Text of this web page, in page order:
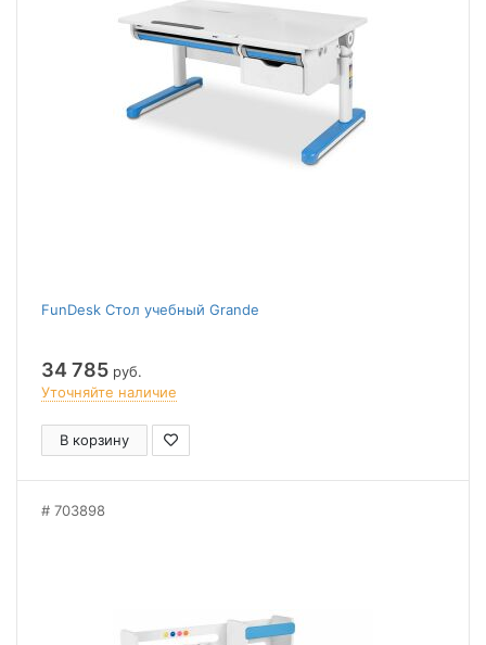
FunDesk Стол учебный Grande
34 785 руб.
Уточняйте наличие
В корзину
703898